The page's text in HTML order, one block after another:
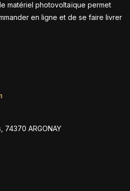
matériel photovoltaïque permet
en ligne et de se faire livrer
74370 ARGONAY